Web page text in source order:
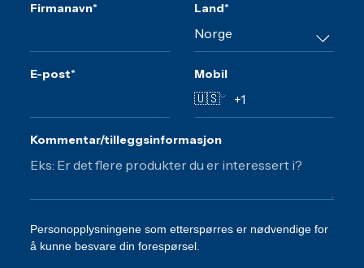
Firmanavn* Land*
E-post* Mobil
🇺🇸
Kommentar/tilleggsinformasjon
Personopplysningene som etterspørres er nødvendige for
å kunne besvare din forespørsel.